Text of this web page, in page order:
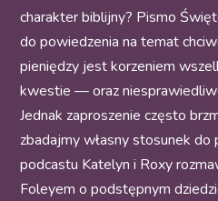
charakter biblijny? Pismo
do powiedzenia na temat
pieniędzy jest korzeniem
kwestie — oraz
Jednak zaproszenie często
zbadajmy własny stosunek do
podcastu Katelyn i Roxy
Foleyem o podstępnym